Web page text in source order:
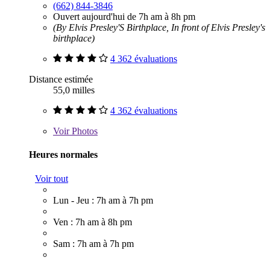
(662) 844-3846
Ouvert aujourd'hui de 7h am à 8h pm
(By Elvis Presley'S Birthplace, In front of Elvis Presley's
birthplace)
4 362 évaluations
Distance estimée
55,0 milles
4 362 évaluations
VoirPhotos
Heures normales
Voir tout
Lun - Jeu : 7h am à 7h pm
Ven : 7h am à 8h pm
Sam : 7h am à 7h pm